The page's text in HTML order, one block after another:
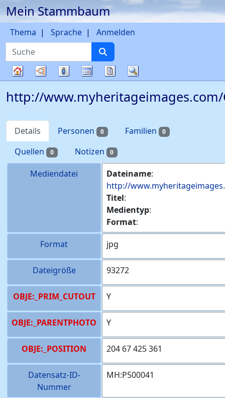
Weiter zu Hauptseite
Mein Stammbaum
Suche
Thema Sprache Anmelden
Diagramme
Listen KalenderBerichte
http://www.myheritageimages.com/
Details Personen 0 Familien 0
Quellen 0 Notizen 0
Mediendatei Dateiname:
http://
Titel:
Medientyp:
Format:
Format
jpg
Dateigröße 93272
OBJE:_PRIM_CUTOUT Y
OBJE:_PARENTPHOTO Y
OBJE:_POSITION 204 67 425 361
Datensatz-ID-
Nummer
MH:P500041